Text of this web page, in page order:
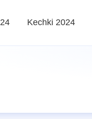
Kechki 2024